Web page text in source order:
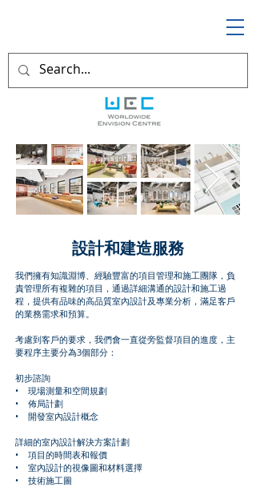
設計和建造服務
我們擁有知識淵博、經驗豐富的項目管理和施工團隊，負
責管理所有複雜的項目，通過詳細溝通的設計和施工過
程，提供有品味的高品質室內設計及專業分析，滿足客戶
的業務需求和預算。
考慮到客戶的要求，我們會一直從旁監督項目的進度，主
要程序主要分為3個部分：
初步諮詢
• 現場測量和空間規劃
• 佈局計劃
• 開發室內設計概念
詳細的室內設計解決方案計劃
• 項目的時間表和報價
• 室內設計的視像圖和材料選擇
• 技術施工圖